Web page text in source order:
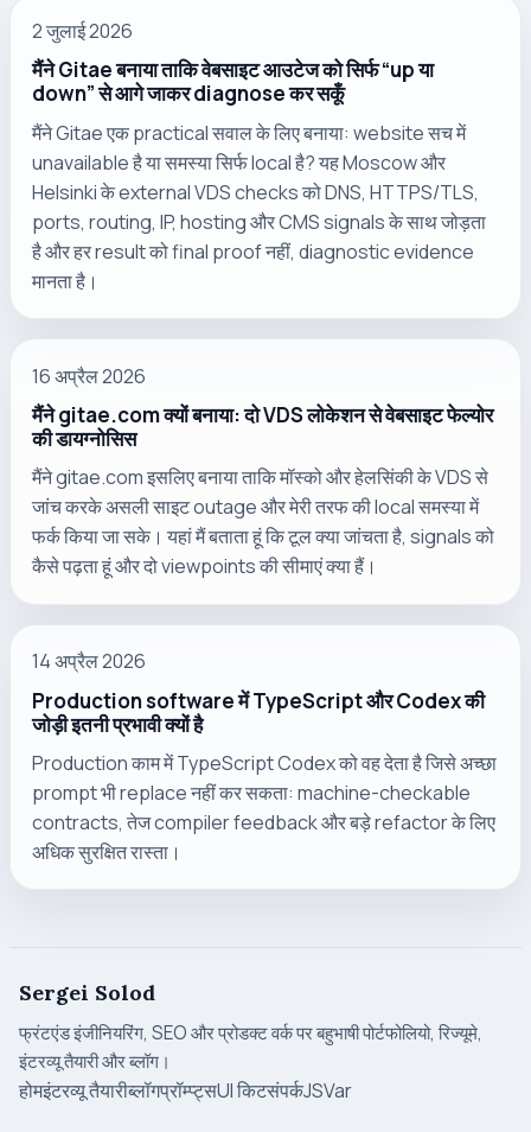
2 जुलाई 2026
मैंने Gitae बनाया ताकि वेबसाइट आउटेज को सिर्फ “up या
down” से आगे जाकर diagnose कर सकूँ
मैंने Gitae एक practical सवाल के लिए बनाया: website सच में
unavailable है या समस्या सिर्फ local है? यह Moscow और
Helsinki के external VDS checks को DNS, HTTPS/TLS,
ports, routing, IP, hosting और CMS signals के साथ जोड़ता
है और हर result को final proof नहीं, diagnostic evidence
मानता है।
16 अप्रैल 2026
मैंने gitae.com क्यों बनाया: दो VDS लोकेशन से वेबसाइट फेल्योर
की डायग्नोसिस
मैंने gitae.com इसलिए बनाया ताकि मॉस्को और हेलसिंकी के VDS से
जांच करके असली साइट outage और मेरी तरफ की local समस्या में
फर्क किया जा सके। यहां मैं बताता हूं कि टूल क्या जांचता है, signals को
कैसे पढ़ता हूं और दो viewpoints की सीमाएं क्या हैं।
14 अप्रैल 2026
Production software में TypeScript और Codex की
जोड़ी इतनी प्रभावी क्यों है
Production काम में TypeScript Codex को वह देता है जिसे अच्छा
prompt भी replace नहीं कर सकता: machine-checkable
contracts, तेज compiler feedback और बड़े refactor के लिए
अधिक सुरक्षित रास्ता।
Sergei Solod
फ्रंटएंड इंजीनियरिंग, SEO और प्रोडक्ट वर्क पर बहुभाषी पोर्टफोलियो, रिज्यूमे,
इंटरव्यू तैयारी और ब्लॉग।
होमइंटरव्यू तैयारीब्लॉगप्रॉम्प्ट्सUI किटसंपर्कJSVar